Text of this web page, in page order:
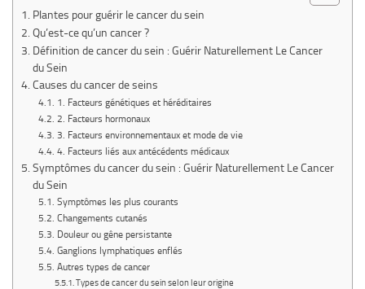
Plantes pour guérir le cancer du sein
Qu’est-ce qu’un cancer ?
Définition de cancer du sein : Guérir Naturellement Le Cancer
du Sein
Causes du cancer de seins
1. Facteurs génétiques et héréditaires
2. Facteurs hormonaux
3. Facteurs environnementaux et mode de vie
4. Facteurs liés aux antécédents médicaux
Symptômes du cancer du sein : Guérir Naturellement Le Cancer
du Sein
Symptômes les plus courants
Changements cutanés
Douleur ou gêne persistante
Ganglions lymphatiques enflés
Autres types de cancer
Types de cancer du sein selon leur origine